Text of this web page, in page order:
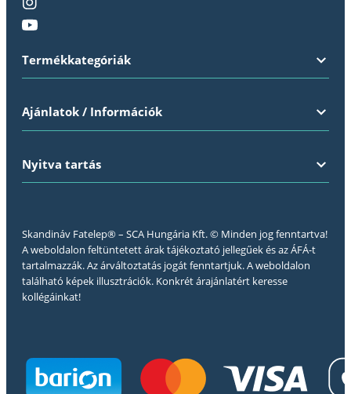
Termékkategóriák
Ajánlatok / Információk
Nyitva tartás
Skandináv Fatelep® – SCA Hungária Kft. © Minden jog fenntartva!
A weboldalon feltüntetett árak tájékoztató jellegűek és az ÁFÁ-t
tartalmazzák. Az árváltoztatás jogát fenntartjuk. A weboldalon
található képek illusztrációk. Konkrét árajánlatért keresse
kollégáinkat!